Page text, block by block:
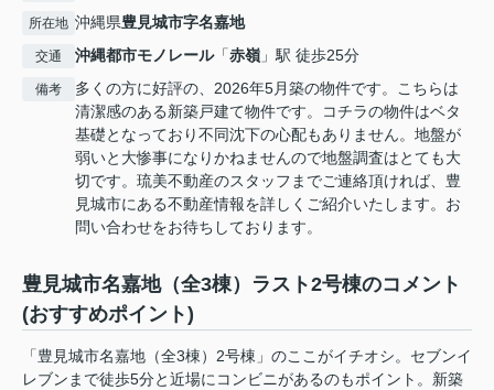
所在地 沖縄県豊見城市字名嘉地
交通 沖縄都市モノレール「赤嶺 」駅 徒歩25分
備考
多くの方に好評の、2026年5月築の物件です。こちらは
清潔感のある新築戸建て物件です。コチラの物件はベタ
基礎となっており不同沈下の心配もありません。地盤が
弱いと大惨事になりかねませんので地盤調査はとても大
切です。琉美不動産のスタッフまでご連絡頂ければ、豊
見城市にある不動産情報を詳しくご紹介いたします。お
問い合わせをお待ちしております。
豊見城市名嘉地（全3棟）ラスト2号棟のコメント
(おすすめポイント)
「豊見城市名嘉地（全3棟）2号棟」のここがイチオシ。セブンイ
レブンまで徒歩5分と近場にコンビニがあるのもポイント。新築